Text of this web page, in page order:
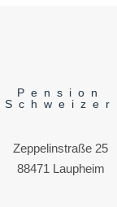
Pension
Schweizer
Zeppelinstraße 25
88471 Laupheim